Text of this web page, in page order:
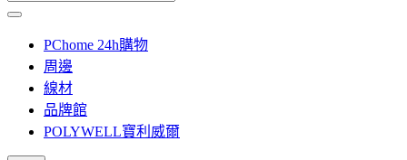
PChome 24h購物
周邊
線材
品牌館
POLYWELL寶利威爾